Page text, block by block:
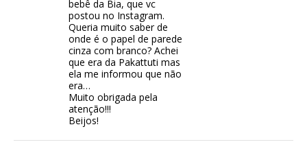
bebê da Bia, que vc
postou no Instagram.
Queria muito saber de
onde é o papel de parede
cinza com branco? Achei
que era da Pakattuti mas
ela me informou que não
era…
Muito obrigada pela
atenção!!!
Beijos!